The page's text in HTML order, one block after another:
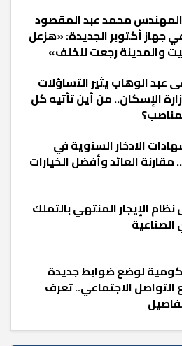
محمد عبد المقصود
جهاز أكتوبر الجديدة: «هزعل
والمدينة رجعت للخلف»
الوهاب يثير التساؤلات
الإسكان.. من أين تأتيه كل
الادخار السنوية في
مقارنة العائد وأفضل الخيارات
الإيجار المنتهي بالتملك
الصناعية
لوضع ضوابط جديدة
التواصل الاجتماعي.. تعرف